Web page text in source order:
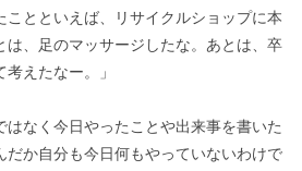
ことといえば、リサイクルショップに本
は、足のマッサージしたな。あとは、卒
えたなー。」
なく今日やったことや出来事を書いた
だか自分も今日何もやっていないわけで